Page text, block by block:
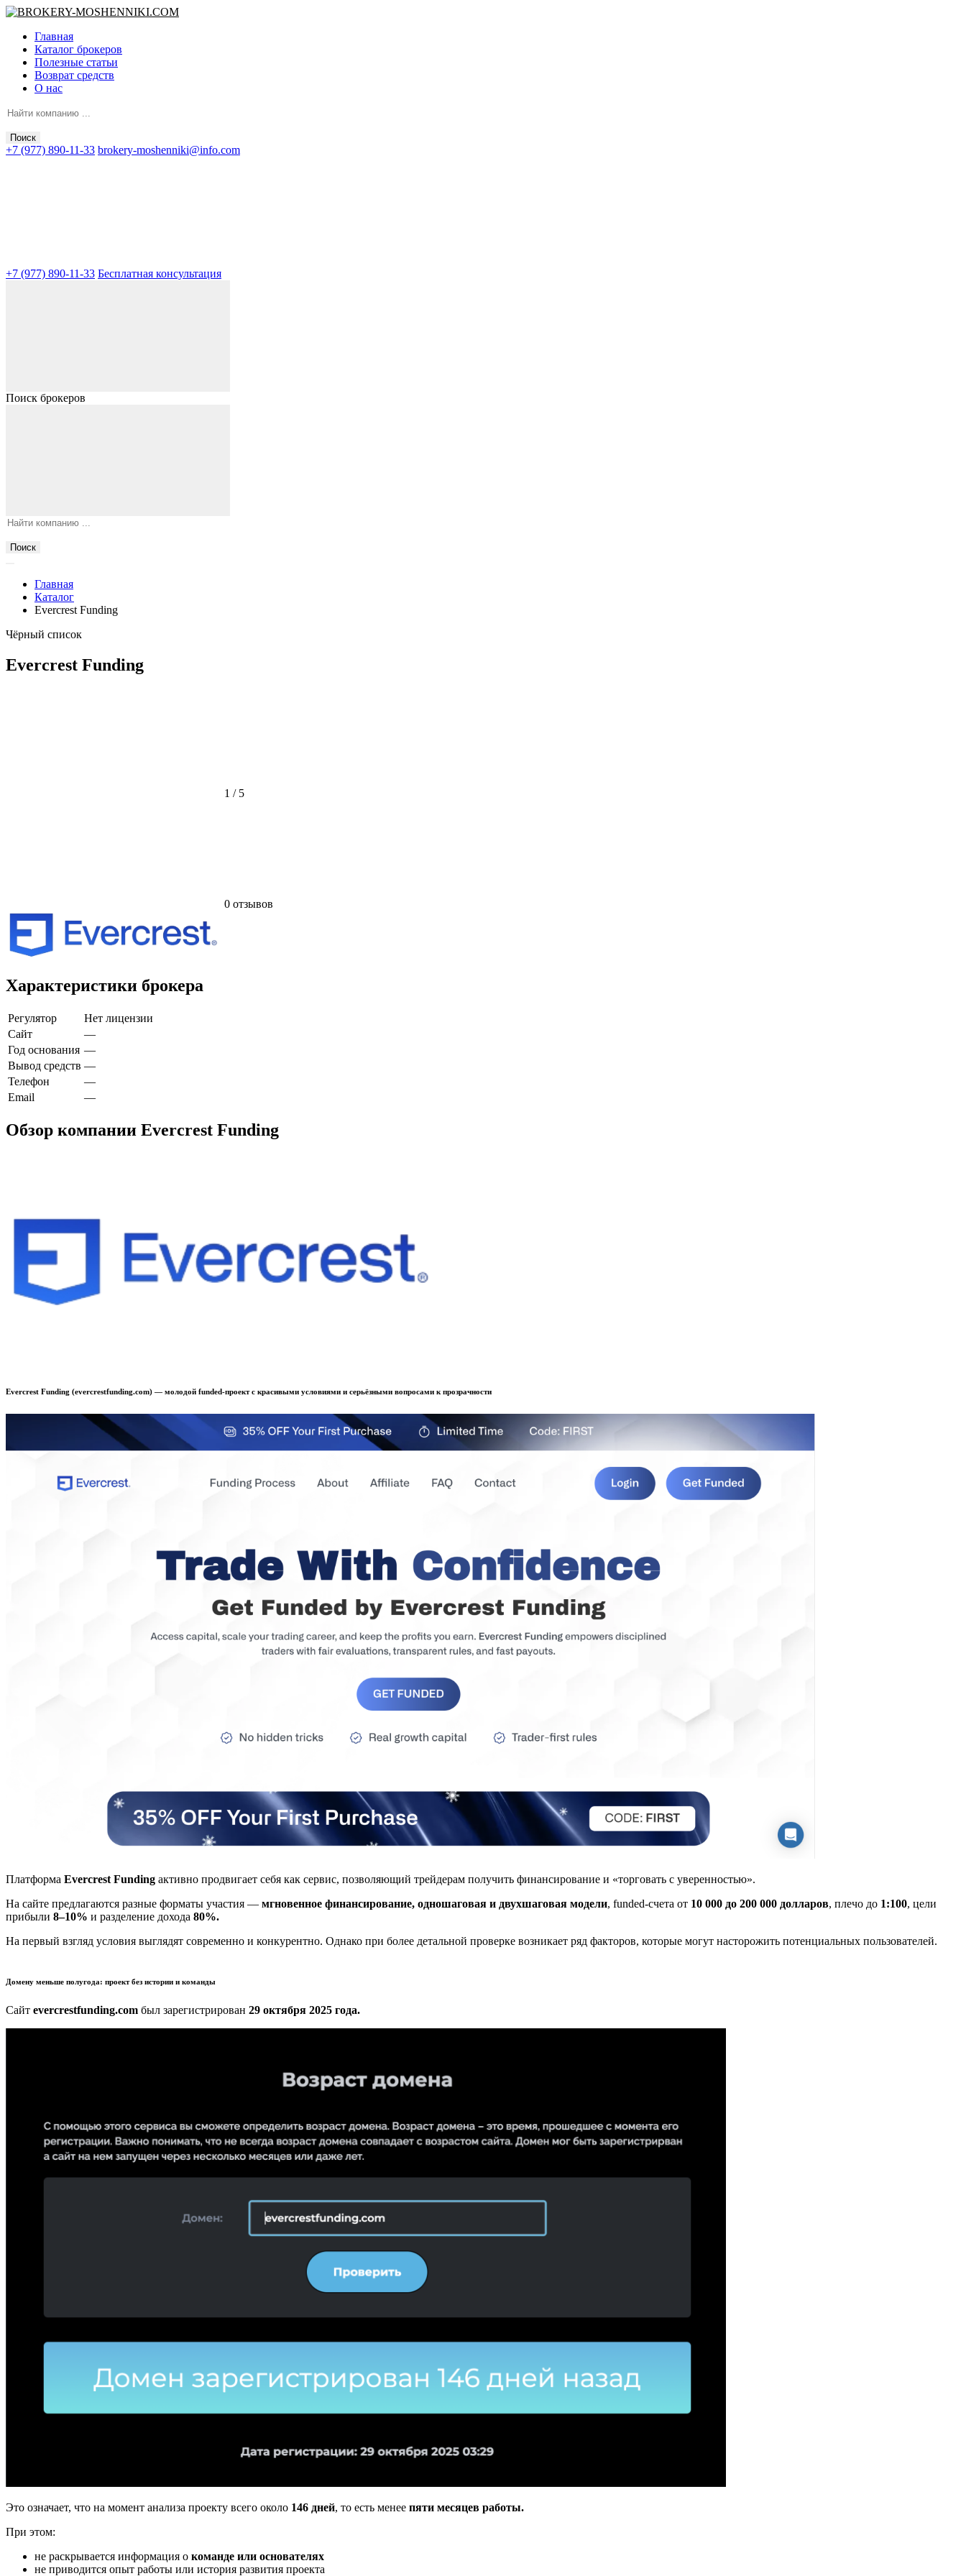
Главная
Каталог брокеров
Полезные статьи
Возврат средств
О нас
Поиск
+7 (977) 890-11-33 brokery-moshenniki@info.com
+7 (977) 890-11-33 Бесплатная консультация
Поиск брокеров
Поиск
Главная
Каталог
Evercrest Funding
Чёрный список
Evercrest Funding
1 / 5
0 отзывов
Характеристики брокера
Регулятор
Нет лицензии
Сайт
—
Год основания —
Вывод средств —
Телефон
—
Email
—
Обзор компании Evercrest Funding
Evercrest Funding (evercrestfunding.com) — молодой funded-проект с красивыми условиями и серьёзными вопросами к прозрачности
Платформа Evercrest Funding активно продвигает себя как сервис, позволяющий трейдерам получить финансирование и «торговать с уверенностью».
На сайте предлагаются разные форматы участия — мгновенное финансирование, одношаговая и двухшаговая модели, funded-счета от 10 000 до 200 000 долларов, плечо до 1:100, цели
прибыли 8–10% и разделение дохода 80%.
На первый взгляд условия выглядят современно и конкурентно. Однако при более детальной проверке возникает ряд факторов, которые могут насторожить потенциальных пользователей.
Домену меньше полугода: проект без истории и команды
Сайт evercrestfunding.com был зарегистрирован 29 октября 2025 года.
Это означает, что на момент анализа проекту всего около 146 дней, то есть менее пяти месяцев работы.
При этом:
не раскрывается информация о команде или основателях
не приводится опыт работы или история развития проекта